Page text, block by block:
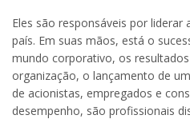
Eles são responsáveis por liderar
país. Em suas mãos, está o
mundo corporativo, os
organização, o lançamento de
de acionistas, empregados e
desempenho, são profissionais